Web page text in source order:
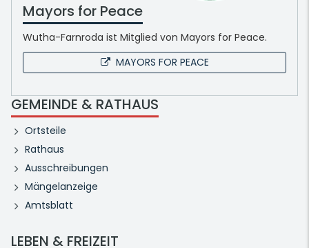
Mayors for Peace
Wutha-Farnroda ist Mitglied von Mayors for Peace.
MAYORS FOR PEACE
GEMEINDE & RATHAUS
Ortsteile
Rathaus
Ausschreibungen
Mängelanzeige
Amtsblatt
LEBEN & FREIZEIT